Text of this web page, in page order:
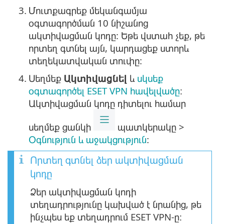
3. Մուտքագրեք մեկանգամյա
օգտագործման 10 նիշանոց
ակտիվացման կոդը: Եթե վստահ չեք, թե
որտեղ գտնել այն, կարդացեք ստորև
տեղեկատվական տուփը:
4. Սեղմեք Ակտիվացնել և սկսեք
օգտագործել ESET VPN հավելվածը։
Ակտիվացման կոդը դիտելու համար
սեղմեք ցանկի
պատկերակը >
Օգնություն և աջակցություն:
Որտեղ գտնել ձեր ակտիվացման
կոդը
Ձեր ակտիվացման կոդի
տեղադրությունը կախված է նրանից, թե
ինչպես եք տեղադրում ESET VPN-ը։